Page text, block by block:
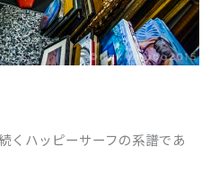
くハッピーサーフの系譜であ